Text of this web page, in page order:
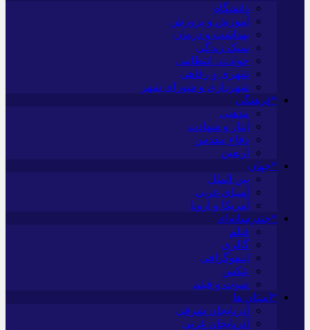
دانشگاه
آموزش و پرورش
بهداشت و درمان
سبک زندگی
حوادث، انتظامی
شهری و رفاهی
شهرداری و شورای شهر
*فرهنگی
مذهبی
ایثار و شهادت
دفاع مقدس
اربعین
*جهان
بین الملل
آسیای غربی
آمریکا و اروپا
*چندرسانه‌ای
فیلم
گالری
اینفوگرافی
عکس
صوت و فیلم
*استان ها
آذربایجان شرقی
آذربایجان غربی